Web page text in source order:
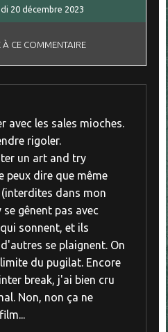
20 décembre 2023
À CE COMMENTAIRE
avec les sales mioches.
rigoler.
un art and try
peux dire que même
dans mon
se gênent pas avec
sonnent, et ils
se plaignent. On
du pugilat. Encore
break, j'ai bien cru
Non, non ça ne